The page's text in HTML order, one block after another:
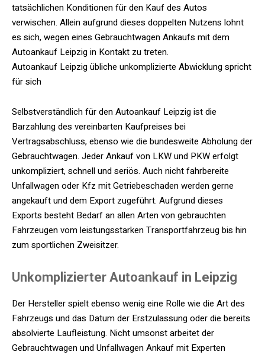
tatsächlichen Konditionen für den Kauf des Autos
verwischen. Allein aufgrund dieses doppelten Nutzens lohnt
es sich, wegen eines Gebrauchtwagen Ankaufs mit dem
Autoankauf Leipzig in Kontakt zu treten.
Autoankauf Leipzig übliche unkomplizierte Abwicklung spricht
für sich
Selbstverständlich für den Autoankauf Leipzig ist die
Barzahlung des vereinbarten Kaufpreises bei
Vertragsabschluss, ebenso wie die bundesweite Abholung der
Gebrauchtwagen. Jeder Ankauf von LKW und PKW erfolgt
unkompliziert, schnell und seriös. Auch nicht fahrbereite
Unfallwagen oder Kfz mit Getriebeschaden werden gerne
angekauft und dem Export zugeführt. Aufgrund dieses
Exports besteht Bedarf an allen Arten von gebrauchten
Fahrzeugen vom leistungsstarken Transportfahrzeug bis hin
zum sportlichen Zweisitzer.
Unkomplizierter Autoankauf in Leipzig
Der Hersteller spielt ebenso wenig eine Rolle wie die Art des
Fahrzeugs und das Datum der Erstzulassung oder die bereits
absolvierte Laufleistung. Nicht umsonst arbeitet der
Gebrauchtwagen und Unfallwagen Ankauf mit Experten